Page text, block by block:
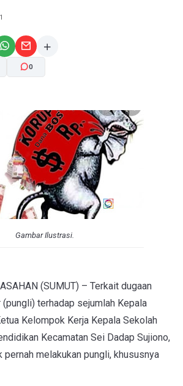
A+
0
Gambar Ilustrasi.
(SUMUT) – Terkait dugaan
(pungli) terhadap sejumlah Kepala
Kelompok Kerja Kepala Sekolah
Kecamatan Sei Dadap Sujiono,
pernah melakukan pungli, khususnya